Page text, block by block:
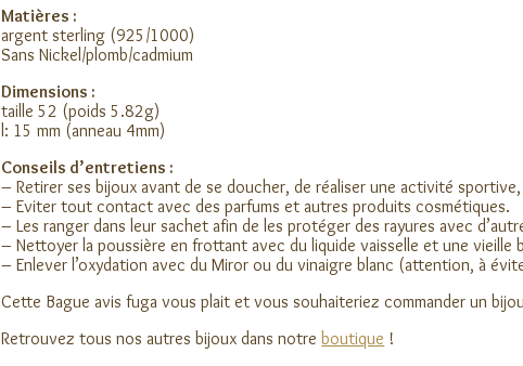
Matières :
argent sterling (925/1000)
Sans Nickel/plomb/cadmium
Dimensions :
taille 52 (poids 5.82g)
l: 15 mm (anneau 4mm)
Conseils d’entretiens :
– Retirer ses bijoux avant de se doucher, de réaliser une activité
– Eviter tout contact avec des parfums et autres produits cosmétiques.
– Les ranger dans leur sachet afin de les protéger des rayures avec
– Nettoyer la poussière en frottant avec du liquide vaisselle et une vieille
– Enlever l’oxydation avec du Miror ou du vinaigre blanc (attention, à
Cette Bague avis fuga vous plait et vous souhaiteriez commander un
Retrouvez tous nos autres bijoux dans notre boutique !